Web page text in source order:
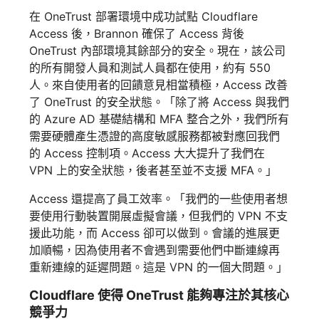
在 OneTrust 部署環境中成功試點 Cloudflare
Access 後，Brannon 確保了 Access 背後
OneTrust 內部環境其餘部分的安全。現在，該公司
的所有開發人員和測試人員都在使用，約有 550
人。來自使用者的回饋意見相當積極，Access 改善
了 OneTrust 的安全狀態。「除了將 Access 與我們
的 Azure AD 基礎結構和 MFA 整合之外，我們所有
需要硬體產生憑證的高度敏感服務都被對應回我們
的 Access 控制項。Access 大大提升了我們在
VPN 上的安全狀態，後者甚至並不支援 MFA。」
Access 還提高了員工效率。「我們的一些使用者想
要使用行動裝置開展虛擬會議，但我們的 VPN 不支
援此功能，而 Access 卻可以做到。會議的進展更
加順暢，因為使用者不會遇到需要他們中斷連線再
重新連線的延遲問題。這是 VPN 的一個大問題。」
Cloudflare 使得 OneTrust 能夠專注於其核心
競爭力